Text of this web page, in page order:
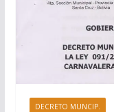
DECRETO MUNCIP.